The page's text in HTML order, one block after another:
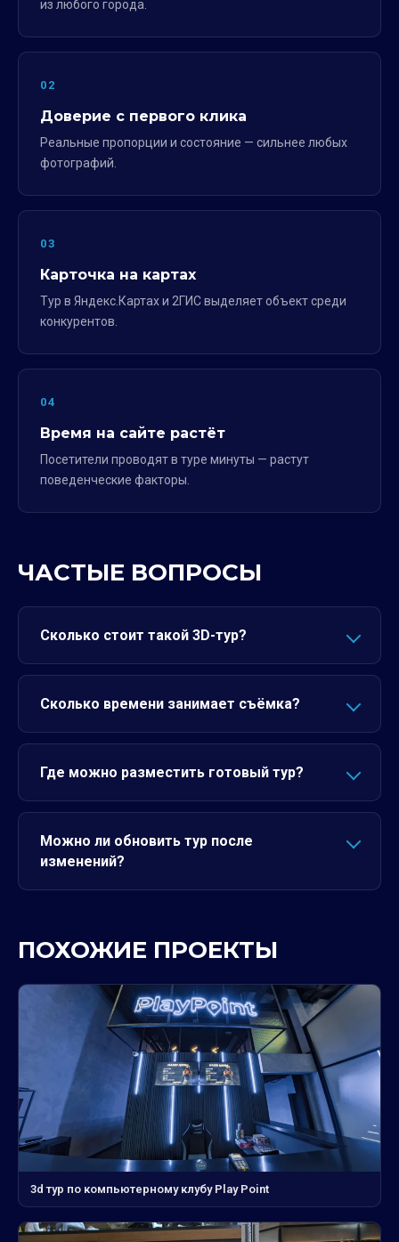
из любого города.
02
Доверие с первого клика
Реальные пропорции и состояние — сильнее любых
фотографий.
03
Карточка на картах
Тур в Яндекс.Картах и 2ГИС выделяет объект среди
конкурентов.
04
Время на сайте растёт
Посетители проводят в туре минуты — растут
поведенческие факторы.
ЧАСТЫЕ ВОПРОСЫ
Сколько стоит такой 3D-тур?
Сколько времени занимает съёмка?
Где можно разместить готовый тур?
Можно ли обновить тур после
изменений?
ПОХОЖИЕ ПРОЕКТЫ
3d тур по компьютерному клубу Play Point